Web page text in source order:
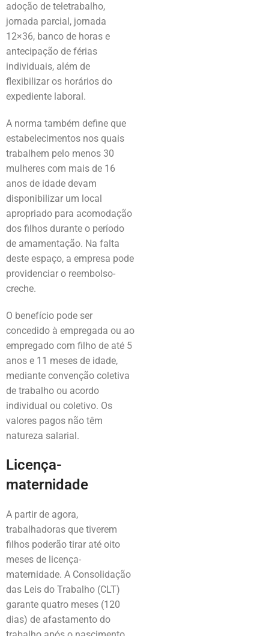
adoção de teletrabalho,
jornada parcial, jornada
12×36, banco de horas e
antecipação de férias
individuais, além de
flexibilizar os horários do
expediente laboral.
A norma também define que
estabelecimentos nos quais
trabalhem pelo menos 30
mulheres com mais de 16
anos de idade devam
disponibilizar um local
apropriado para acomodação
dos filhos durante o período
de amamentação. Na falta
deste espaço, a empresa pode
providenciar o reembolso-
creche.
O benefício pode ser
concedido à empregada ou ao
empregado com filho de até 5
anos e 11 meses de idade,
mediante convenção coletiva
de trabalho ou acordo
individual ou coletivo. Os
valores pagos não têm
natureza salarial.
Licença-
maternidade
A partir de agora,
trabalhadoras que tiverem
filhos poderão tirar até oito
meses de licença-
maternidade. A Consolidação
das Leis do Trabalho (CLT)
garante quatro meses (120
dias) de afastamento do